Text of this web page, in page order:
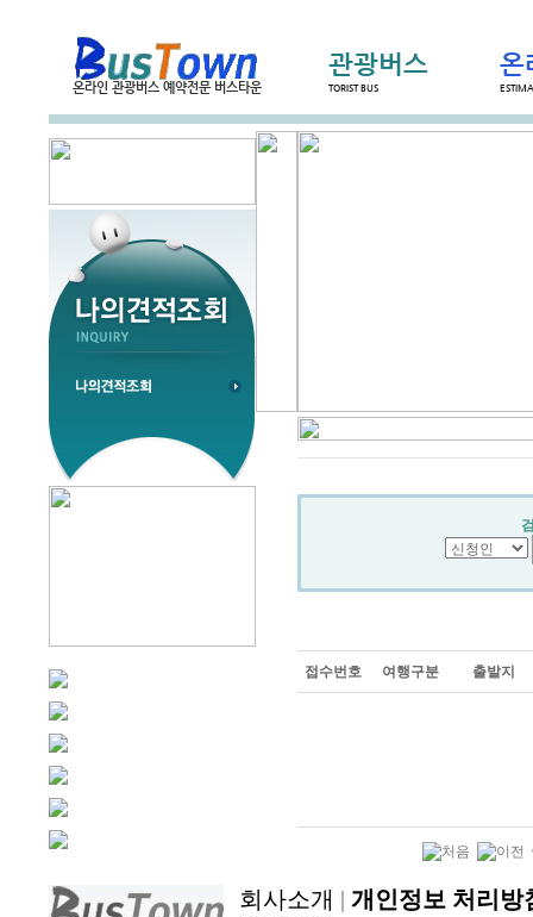
온라인 관광버스 예약전문 버스타운
관광버스
TORIST BUS
온
접수번호 여행구분 출발지
회사소개
개인정보 처리방